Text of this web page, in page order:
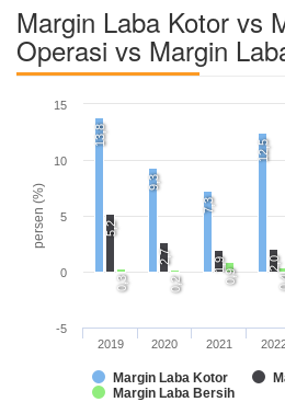
Margin Laba Kotor vs
Operasi vs Margin
persen (%)
13,8
9,3
7,3
12,5
5,2
2,7
1,9 2,0
0,3 0,2 0,9
Margin Laba Kotor
Margin Laba Bersih
2019 2020 2021
-5
0
5
10
15